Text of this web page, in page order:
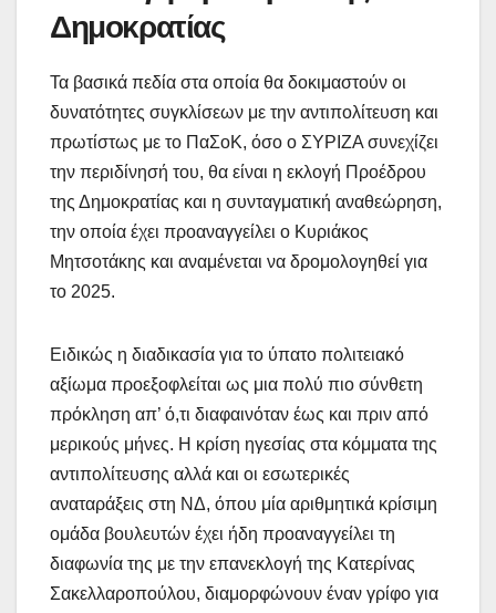
Δημοκρατίας
Τα βασικά πεδία στα οποία θα δοκιμαστούν οι
δυνατότητες συγκλίσεων με την αντιπολίτευση και
πρωτίστως με το ΠαΣοΚ, όσο ο ΣΥΡΙΖΑ συνεχίζει
την περιδίνησή του, θα είναι η εκλογή Προέδρου
της Δημοκρατίας και η συνταγματική αναθεώρηση,
την οποία έχει προαναγγείλει ο Κυριάκος
Μητσοτάκης και αναμένεται να δρομολογηθεί για
το 2025.
Ειδικώς η διαδικασία για το ύπατο πολιτειακό
αξίωμα προεξοφλείται ως μια πολύ πιο σύνθετη
πρόκληση απ’ ό,τι διαφαινόταν έως και πριν από
μερικούς μήνες. Η κρίση ηγεσίας στα κόμματα της
αντιπολίτευσης αλλά και οι εσωτερικές
αναταράξεις στη ΝΔ, όπου μία αριθμητικά κρίσιμη
ομάδα βουλευτών έχει ήδη προαναγγείλει τη
διαφωνία της με την επανεκλογή της Κατερίνας
Σακελλαροπούλου, διαμορφώνουν έναν γρίφο για